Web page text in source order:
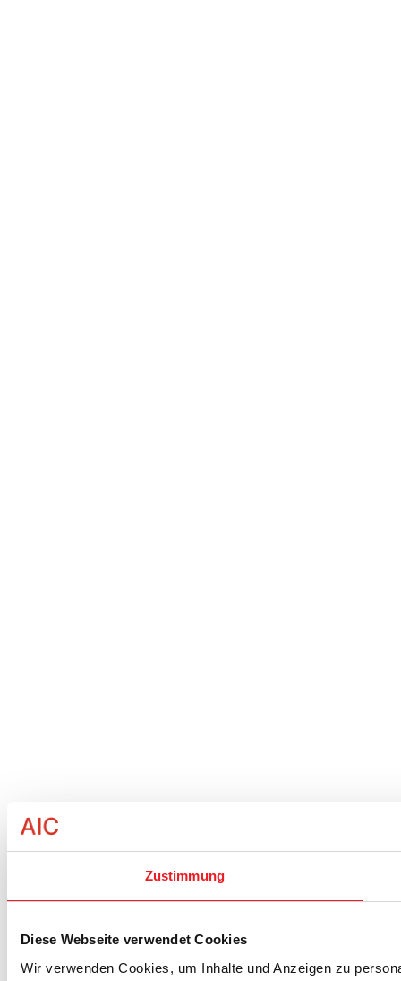
Zustimmung
Diese Webseite verwendet Cookies
Wir verwenden Cookies, um Inhalte und Anzeigen zu